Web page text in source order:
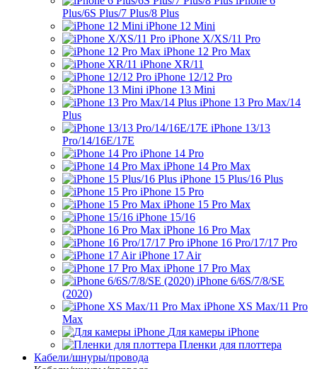
Plus/6S Plus/7 Plus/8 Plus
iPhone 12 Mini
iPhone X/XS/11 Pro
iPhone 12 Pro Max
iPhone XR/11
iPhone 12/12 Pro
iPhone 13 Mini
iPhone 13 Pro Max/14
Plus
iPhone 13/13
Pro/14/16E/17E
iPhone 14 Pro
iPhone 14 Pro Max
iPhone 15 Plus/16 Plus
iPhone 15 Pro
iPhone 15 Pro Max
iPhone 15/16
iPhone 16 Pro Max
iPhone 16 Pro/17/17 Pro
iPhone 17 Air
iPhone 17 Pro Max
iPhone 6/6S/7/8/SE
(2020)
iPhone XS Max/11 Pro
Max
Для камеры iPhone
Пленки для плоттера
Кабели/шнуры/провода